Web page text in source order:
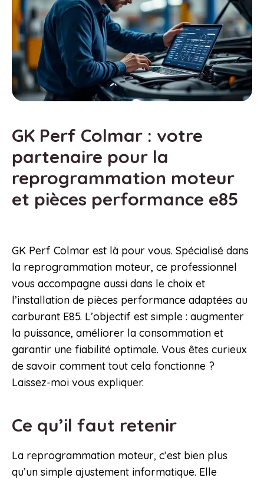
GK Perf Colmar : votre
partenaire pour la
reprogrammation moteur
et pièces performance e85
GK Perf Colmar est là pour vous. Spécialisé dans
la reprogrammation moteur, ce professionnel
vous accompagne aussi dans le choix et
l’installation de pièces performance adaptées au
carburant E85. L’objectif est simple : augmenter
la puissance, améliorer la consommation et
garantir une fiabilité optimale. Vous êtes curieux
de savoir comment tout cela fonctionne ?
Laissez-moi vous expliquer.
Ce qu’il faut retenir
La reprogrammation moteur, c’est bien plus
qu’un simple ajustement informatique. Elle